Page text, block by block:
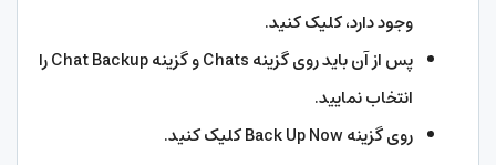
وجود دارد، کلیک کنید.
پس از آن باید روی گزینه Chats و گزینه Chat Backup را
انتخاب نمایید.
روی گزینه Back Up Now کلیک کنید.